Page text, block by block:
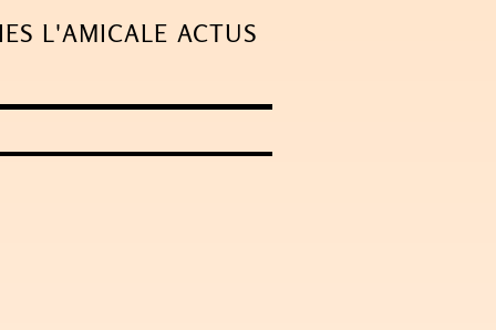
L'AMICALE ACTUS